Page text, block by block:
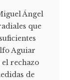
Ángel
que
Aguiar
rechazo
de